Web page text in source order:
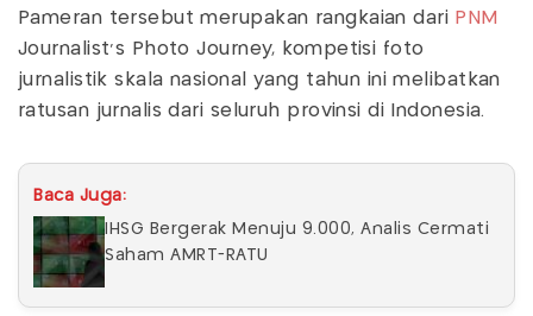
Pameran tersebut merupakan rangkaian dari PNM
Journalist’s Photo Journey, kompetisi foto
jurnalistik skala nasional yang tahun ini melibatkan
ratusan jurnalis dari seluruh provinsi di Indonesia.
Baca Juga:
IHSG Bergerak Menuju 9.000, Analis Cermati
Saham AMRT-RATU